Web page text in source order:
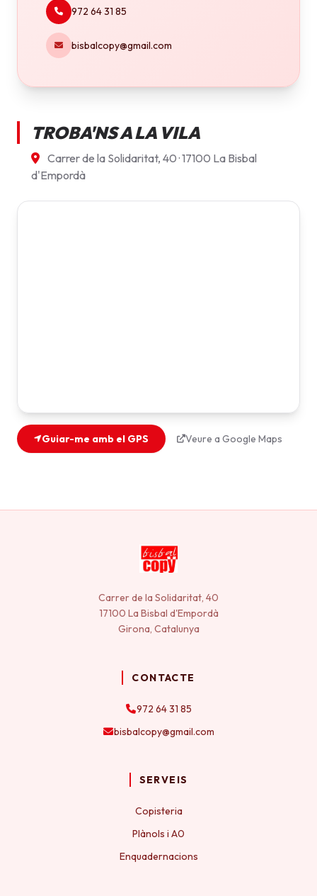
972 64 31 85
bisbalcopy@gmail.com
TROBA'NS A LA VILA
Carrer de la Solidaritat, 40 · 17100 La Bisbal
d'Empordà
Guiar-me amb el GPS Veure a Google Maps
Carrer de la Solidaritat, 40
17100 La Bisbal d'Empordà
Girona, Catalunya
CONTACTE
972 64 31 85
bisbalcopy@gmail.com
SERVEIS
Copisteria
Plànols i A0
Enquadernacions